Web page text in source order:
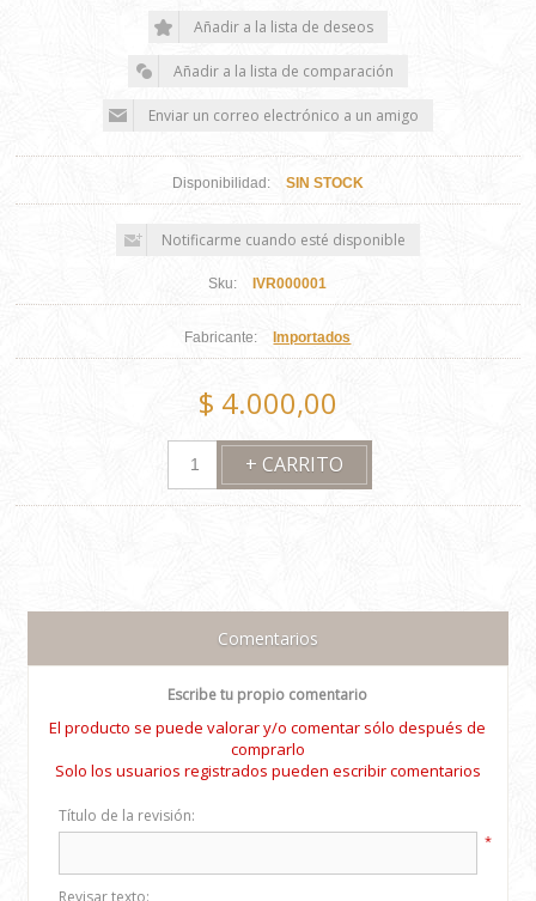
Disponibilidad: SIN STOCK
Sku: IVR000001
Fabricante: Importados
$ 4.000,00
Comentarios
Escribe tu propio comentario
El producto se puede valorar y/o comentar sólo después de
comprarlo
Solo los usuarios registrados pueden escribir comentarios
Título de la revisión:
*
Revisar texto: